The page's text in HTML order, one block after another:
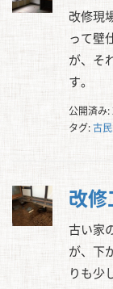
改修現
って壁
が、そ
す。
公開済み
タグ:古
改
古い家
が、下
りも少